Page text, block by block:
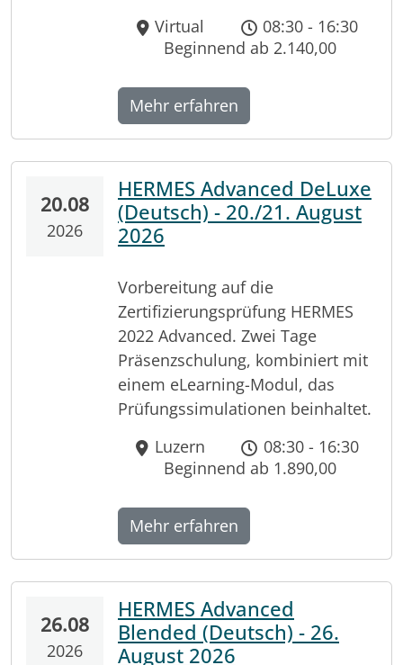
Virtual
08:30 - 16:30
Beginnend ab 2.140,00
Mehr erfahren
20.08
2026
HERMES Advanced DeLuxe
(Deutsch) - 20./21. August
2026
Vorbereitung auf die
Zertifizierungsprüfung HERMES
2022 Advanced. Zwei Tage
Präsenzschulung, kombiniert mit
einem eLearning-Modul, das
Prüfungssimulationen beinhaltet.
Luzern
08:30 - 16:30
Beginnend ab 1.890,00
Mehr erfahren
26.08
2026
HERMES Advanced
Blended (Deutsch) - 26.
August 2026